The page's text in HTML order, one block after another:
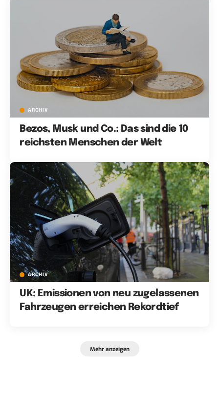
ARCHIV
Bezos, Musk und Co.: Das sind die 10
reichsten Menschen der Welt
ARCHIV
UK: Emissionen von neu zugelassenen
Fahrzeugen erreichen Rekordtief
Mehr anzeigen